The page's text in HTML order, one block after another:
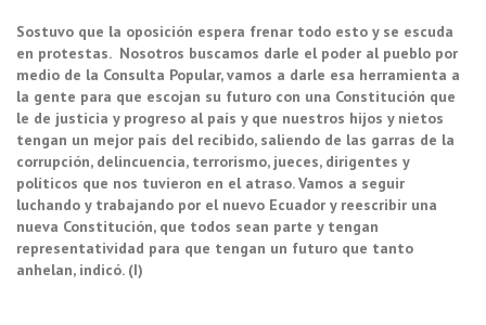
Sostuvo que la oposición espera frenar todo esto y se escuda
en protestas. Nosotros buscamos darle el poder al pueblo por
medio de la Consulta Popular, vamos a darle esa herramienta a
la gente para que escojan su futuro con una Constitución que
le de justicia y progreso al país y que nuestros hijos y nietos
tengan un mejor país del recibido, saliendo de las garras de la
corrupción, delincuencia, terrorismo, jueces, dirigentes y
políticos que nos tuvieron en el atraso. Vamos a seguir
luchando y trabajando por el nuevo Ecuador y reescribir una
nueva Constitución, que todos sean parte y tengan
representatividad para que tengan un futuro que tanto
anhelan, indicó. (I)